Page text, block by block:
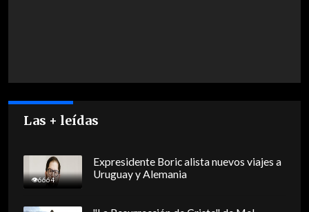
Las + leídas
6664
Expresidente Boric alista nuevos viajes a
Uruguay y Alemania